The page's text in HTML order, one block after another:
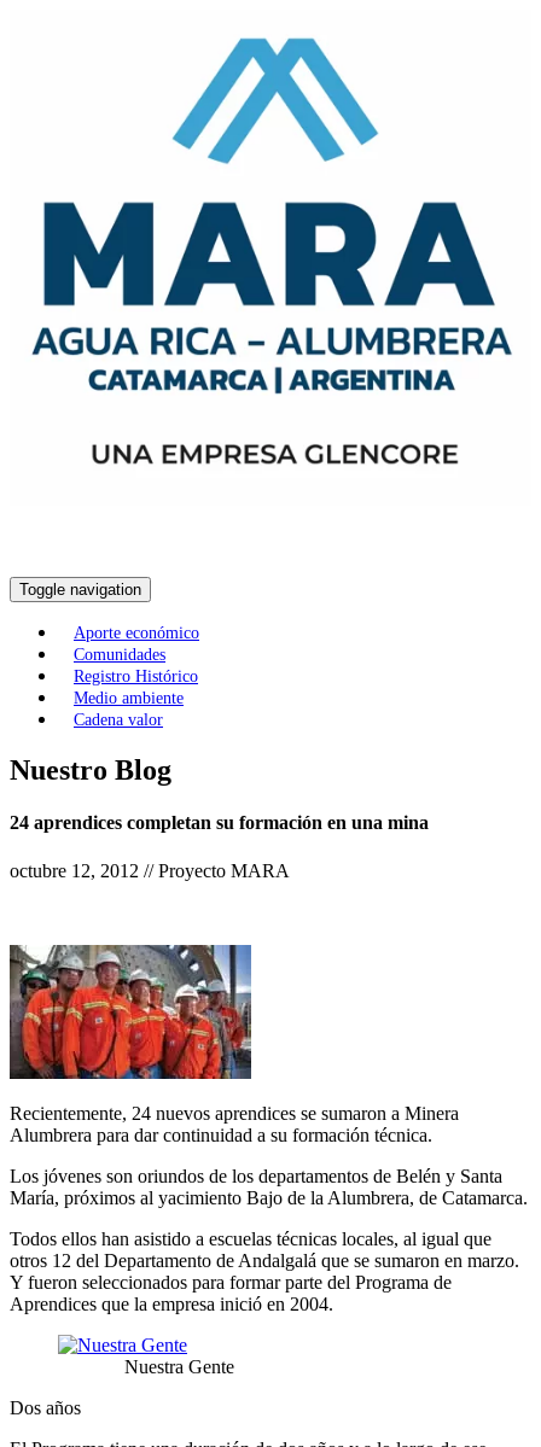
Toggle navigation
Aporte económico
Comunidades
Registro Histórico
Medio ambiente
Cadena valor
Nuestro Blog
24 aprendices completan su formación en una mina
octubre 12, 2012 // Proyecto MARA
Recientemente, 24 nuevos aprendices se sumaron a Minera
Alumbrera para dar continuidad a su formación técnica.
Los jóvenes son oriundos de los departamentos de Belén y Santa
María, próximos al yacimiento Bajo de la Alumbrera, de Catamarca.
Todos ellos han asistido a escuelas técnicas locales, al igual que
otros 12 del Departamento de Andalgalá que se sumaron en marzo.
Y fueron seleccionados para formar parte del Programa de
Aprendices que la empresa inició en 2004.
Nuestra Gente
Dos años